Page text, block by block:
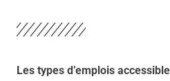
Les types d’emplois